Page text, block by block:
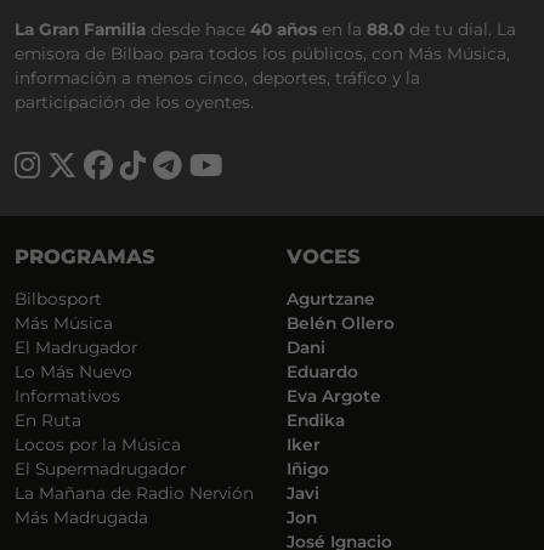
La Gran Familia desde hace 40 años en la 88.0 de tu dial. La
emisora de Bilbao para todos los públicos, con Más Música,
información a menos cinco, deportes, tráfico y la
participación de los oyentes.
PROGRAMAS
Bilbosport
Más Música
El Madrugador
Lo Más Nuevo
Informativos
En Ruta
Locos por la Música
El Supermadrugador
La Mañana de Radio Nervión
Más Madrugada
VOCES
Agurtzane
Belén Ollero
Dani
Eduardo
Eva Argote
Endika
Iker
Iñigo
Javi
Jon
José Ignacio